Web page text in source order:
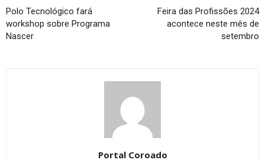
Polo Tecnológico fará
workshop sobre Programa
Nascer
Feira das Profissões 2024
acontece neste mês de
setembro
Portal Coroado